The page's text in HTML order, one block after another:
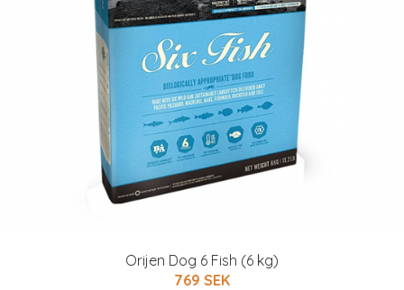
Orijen Dog 6 Fish (6 kg)
769 SEK